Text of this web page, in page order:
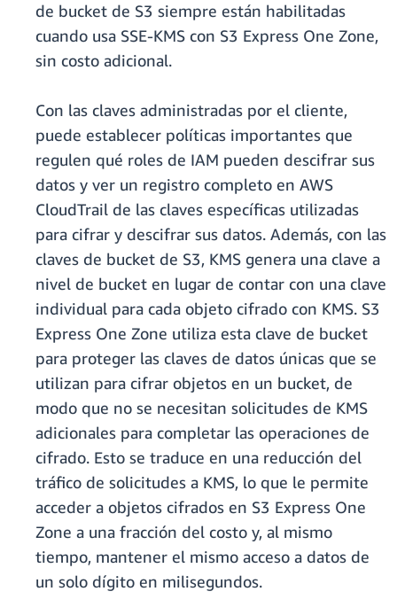
de bucket de S3 siempre están habilitadas
cuando usa SSE-KMS con S3 Express One Zone,
sin costo adicional.
Con las claves administradas por el cliente,
puede establecer políticas importantes que
regulen qué roles de IAM pueden descifrar sus
datos y ver un registro completo en AWS
CloudTrail de las claves específicas utilizadas
para cifrar y descifrar sus datos. Además, con las
claves de bucket de S3, KMS genera una clave a
nivel de bucket en lugar de contar con una clave
individual para cada objeto cifrado con KMS. S3
Express One Zone utiliza esta clave de bucket
para proteger las claves de datos únicas que se
utilizan para cifrar objetos en un bucket, de
modo que no se necesitan solicitudes de KMS
adicionales para completar las operaciones de
cifrado. Esto se traduce en una reducción del
tráfico de solicitudes a KMS, lo que le permite
acceder a objetos cifrados en S3 Express One
Zone a una fracción del costo y, al mismo
tiempo, mantener el mismo acceso a datos de
un solo dígito en milisegundos.